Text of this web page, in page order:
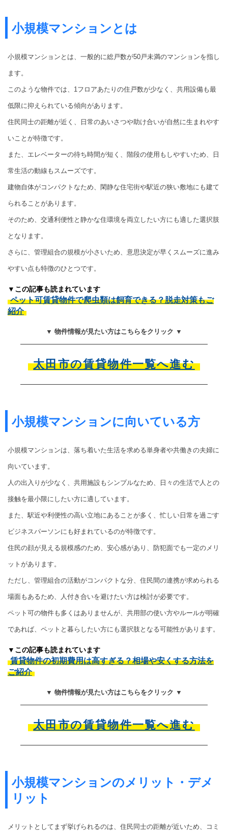
小規模マンションとは
小規模マンションとは、一般的に総戸数が50戸未満のマンションを指し
ます。
このような物件では、1フロアあたりの住戸数が少なく、共用設備も最
低限に抑えられている傾向があります。
住民同士の距離が近く、日常のあいさつや助け合いが自然に生まれやす
いことが特徴です。
また、エレベーターの待ち時間が短く、階段の使用もしやすいため、日
常生活の動線もスムーズです。
建物自体がコンパクトなため、閑静な住宅街や駅近の狭い敷地にも建て
られることがあります。
そのため、交通利便性と静かな住環境を両立したい方にも適した選択肢
となります。
さらに、管理組合の規模が小さいため、意思決定が早くスムーズに進み
やすい点も特徴のひとつです。
▼この記事も読まれています
ペット可賃貸物件で爬虫類は飼育できる？脱走対策もご
紹介
▼ 物件情報が見たい方はこちらをクリック ▼
太田市の賃貸物件一覧へ進む
小規模マンションに向いている方
小規模マンションは、落ち着いた生活を求める単身者や共働きの夫婦に
向いています。
人の出入りが少なく、共用施設もシンプルなため、日々の生活で人との
接触を最小限にしたい方に適しています。
また、駅近や利便性の高い立地にあることが多く、忙しい日常を過ごす
ビジネスパーソンにも好まれているのが特徴です。
住民の顔が見える規模感のため、安心感があり、防犯面でも一定のメリ
ットがあります。
ただし、管理組合の活動がコンパクトな分、住民間の連携が求められる
場面もあるため、人付き合いを避けたい方は検討が必要です。
ペット可の物件も多くはありませんが、共用部の使い方やルールが明確
であれば、ペットと暮らしたい方にも選択肢となる可能性があります。
▼この記事も読まれています
賃貸物件の初期費用は高すぎる？相場や安くする方法を
ご紹介
▼ 物件情報が見たい方はこちらをクリック ▼
太田市の賃貸物件一覧へ進む
小規模マンションのメリット・デメ
リット
メリットとしてまず挙げられるのは、住民同士の距離が近いため、コミ